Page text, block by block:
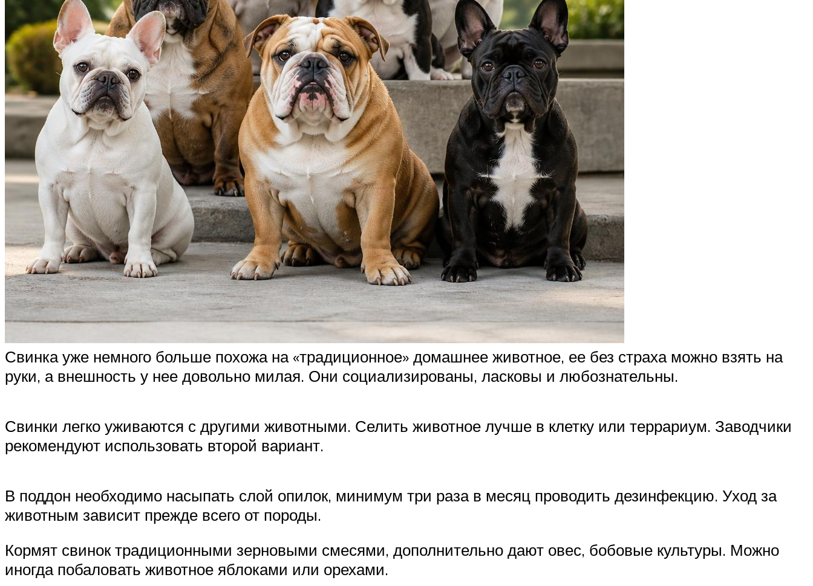
Свинка уже немного больше похожа на «традиционное» домашнее животное, ее без страха можно взять на
руки, а внешность у нее довольно милая. Они социализированы, ласковы и любознательны.
Свинки легко уживаются с другими животными. Селить животное лучше в клетку или террариум. Заводчики
рекомендуют использовать второй вариант.
В поддон необходимо насыпать слой опилок, минимум три раза в месяц проводить дезинфекцию. Уход за
животным зависит прежде всего от породы.
Кормят свинок традиционными зерновыми смесями, дополнительно дают овес, бобовые культуры. Можно
иногда побаловать животное яблоками или орехами.